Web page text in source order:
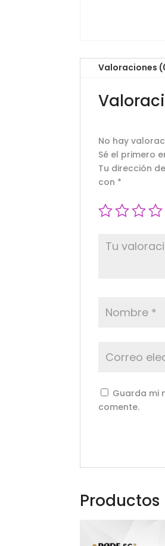
Valoraciones
No hay
Sé el primero
Tu dirección
con *
Guarda mi
comente.